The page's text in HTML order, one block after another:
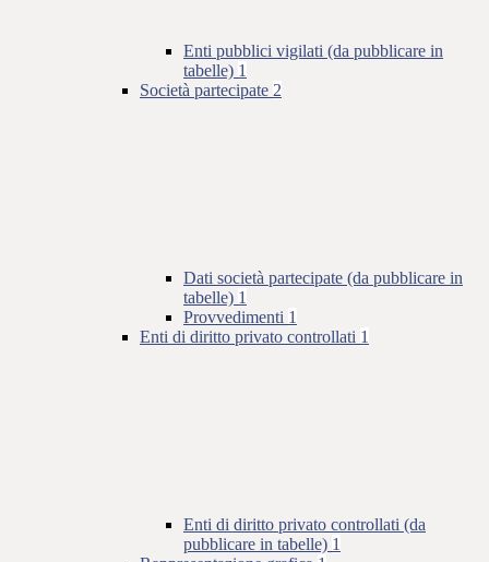
Enti pubblici vigilati (da pubblicare in
tabelle) 1
Società partecipate 2
Dati società partecipate (da pubblicare in
tabelle) 1
Provvedimenti 1
Enti di diritto privato controllati 1
Enti di diritto privato controllati (da
pubblicare in tabelle) 1